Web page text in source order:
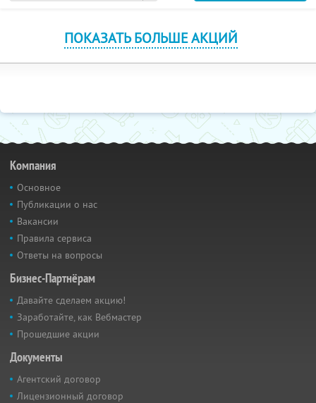
ПОКАЗАТЬ БОЛЬШЕ АКЦИЙ
Компания
Основное
Публикации о нас
Вакансии
Правила сервиса
Ответы на вопросы
Бизнес-Партнёрам
Давайте сделаем акцию!
Заработайте, как Вебмастер
Прошедшие акции
Документы
Агентский договор
Лицензионный договор